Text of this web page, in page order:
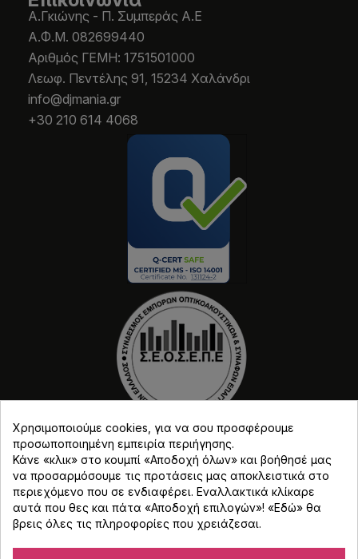
Α.Γκιώνης - Π. Συμπεράς Α.Ε
Α.Φ.Μ. 082699440
Aριθμός ΓΕΜΗ: 1751501000
Λεωφ. Πεντέλης 91, 15234 Χαλάνδρι
info@djmania.gr
+30 210 614 4068
Copyright © Djmania 2026 / Οι τιμές περιλαμβάνουν
Χρησιμοποιούμε cookies, για να σου προσφέρουμε
προσωποποιημένη εμπειρία περιήγησης.
Κάνε «κλικ» στο κουμπί «Αποδοχή όλων» και βοήθησέ μας
να προσαρμόσουμε τις προτάσεις μας αποκλειστικά στο
περιεχόμενο που σε ενδιαφέρει. Εναλλακτικά κλίκαρε
αυτά που θες και πάτα «Αποδοχή επιλογών»! «Εδώ» θα
βρεις όλες τις πληροφορίες που χρειάζεσαι.